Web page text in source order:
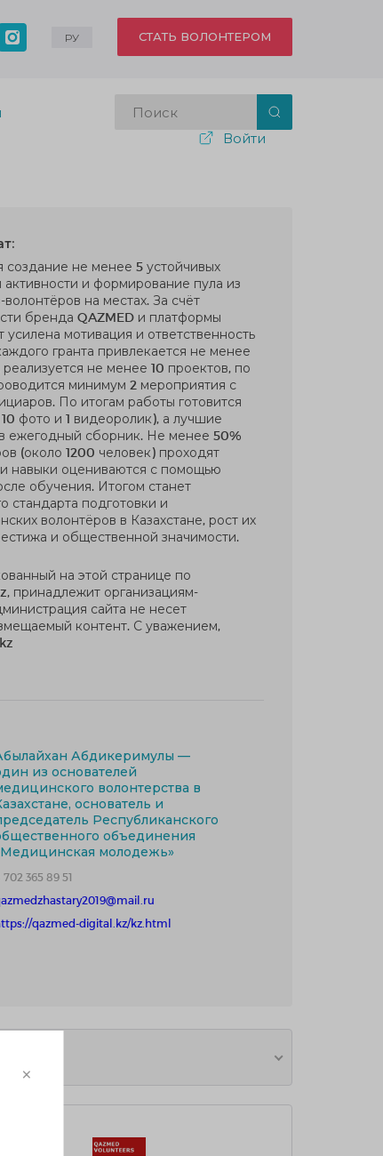
РУ СТАТЬ ВОЛОНТЕРОМ
Войти
создание не менее 5 устойчивых
активности и формирование пула из
на местах. За счёт
бренда QAZMED и платформы
усилена мотивация и ответственность
гранта привлекается не менее
не менее 10 проектов, по
минимум 2 мероприятия с
По итогам работы готовится
фото и 1 видеоролик), а лучшие
ежегодный сборник. Не менее 50%
(около 1200 человек) проходят
навыки оцениваются с помощью
обучения. Итогом станет
стандарта подготовки и
волонтёров в Казахстане, рост их
и общественной значимости.
на этой странице по
принадлежит организациям-
сайта не несет
контент. С уважением,
Абдикеримулы —
из основателей
волонтерства в
основатель и
Республиканского
объединения
молодежь»
702 365 89 51
qazmed-digital.kz/kz.html
×